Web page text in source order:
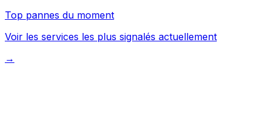
Top pannes du moment
Voir les services les plus signalés actuellement
→